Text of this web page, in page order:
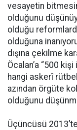
vesayetin
olduğunu
olduğu
olduğuna
dışına çekilme
Öcalan’a “500
hangi askerî
azından örgüte
olduğunu
Üçüncüsü